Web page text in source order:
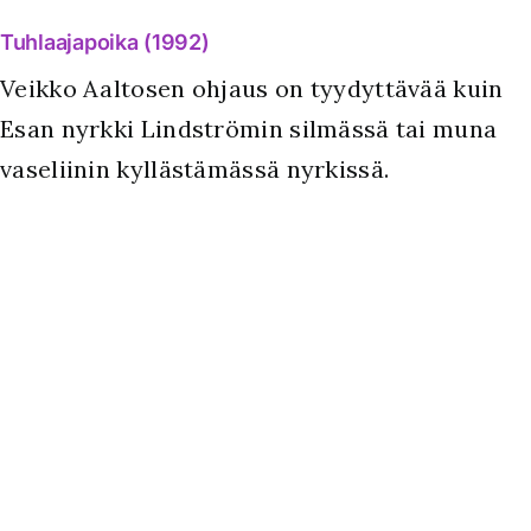
Tuhlaajapoika (1992)
Veikko Aaltosen ohjaus on tyydyttävää kuin
Esan nyrkki Lindströmin silmässä tai muna
vaseliinin kyllästämässä nyrkissä.